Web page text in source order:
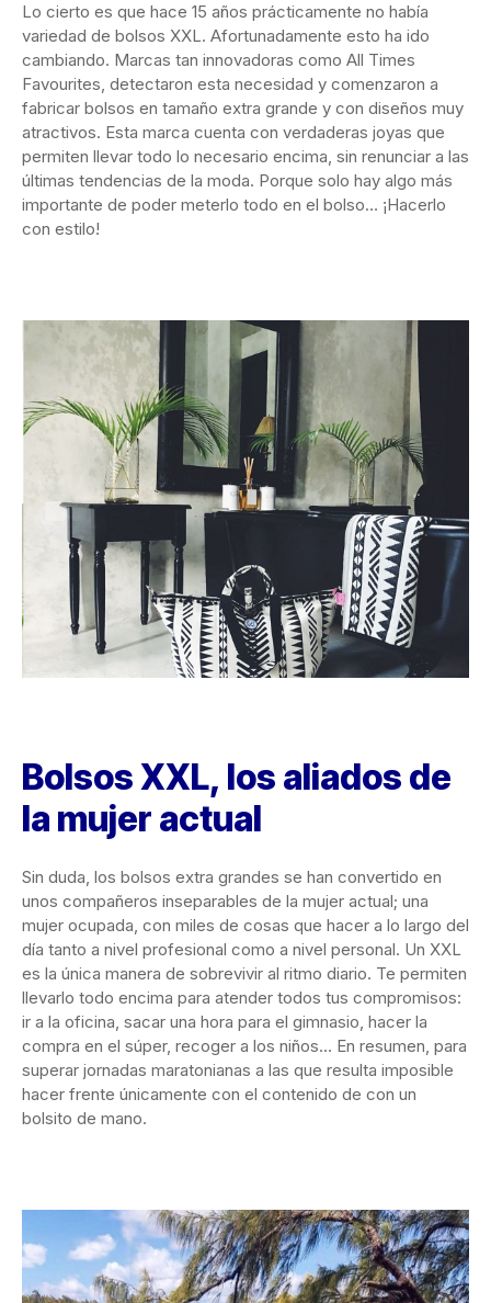
Lo cierto es que hace 15 años prácticamente no había
variedad de bolsos XXL. Afortunadamente esto ha ido
cambiando. Marcas tan innovadoras como All Times
Favourites, detectaron esta necesidad y comenzaron a
fabricar bolsos en tamaño extra grande y con diseños muy
atractivos. Esta marca cuenta con verdaderas joyas que
permiten llevar todo lo necesario encima, sin renunciar a las
últimas tendencias de la moda. Porque solo hay algo más
importante de poder meterlo todo en el bolso… ¡Hacerlo
con estilo!
Bolsos XXL, los aliados de
la mujer actual
Sin duda, los bolsos extra grandes se han convertido en
unos compañeros inseparables de la mujer actual; una
mujer ocupada, con miles de cosas que hacer a lo largo del
día tanto a nivel profesional como a nivel personal. Un XXL
es la única manera de sobrevivir al ritmo diario. Te permiten
llevarlo todo encima para atender todos tus compromisos:
ir a la oficina, sacar una hora para el gimnasio, hacer la
compra en el súper, recoger a los niños… En resumen, para
superar jornadas maratonianas a las que resulta imposible
hacer frente únicamente con el contenido de con un
bolsito de mano.